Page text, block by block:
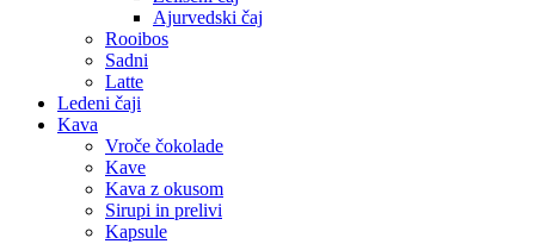
Ajurvedski čaj
Rooibos
Sadni
Latte
Ledeni čaji
Kava
Vroče čokolade
Kave
Kava z okusom
Sirupi in prelivi
Kapsule